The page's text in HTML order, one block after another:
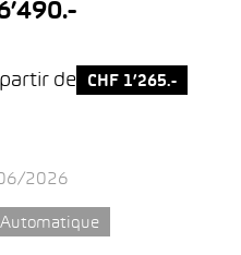
de CHF 1’265.-
2026
Automatique